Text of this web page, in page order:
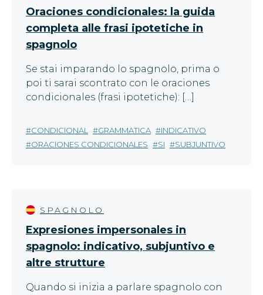
Oraciones condicionales: la guida
completa alle frasi ipotetiche in
spagnolo
Se stai imparando lo spagnolo, prima o
poi ti sarai scontrato con le oraciones
condicionales (frasi ipotetiche): […]
CONDICIONAL GRAMMATICA
INDICATIVO
ORACIONES CONDICIONALES
SI SUBJUNTIVO
SPAGNOLO
Expresiones impersonales in
spagnolo: indicativo, subjuntivo e
altre strutture
Quando si inizia a parlare spagnolo con